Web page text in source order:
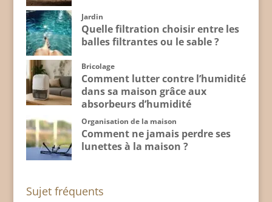
Jardin
Quelle filtration choisir entre les
balles filtrantes ou le sable ?
Bricolage
Comment lutter contre l’humidité
dans sa maison grâce aux
absorbeurs d’humidité
Organisation de la maison
Comment ne jamais perdre ses
lunettes à la maison ?
Sujet fréquents